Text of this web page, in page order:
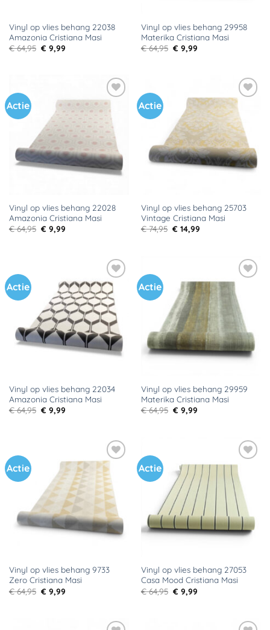
Vinyl op vlies behang 22038
Amazonia Cristiana Masi
€64,95 Oorspronkelijke
prijs
€ 9,99Huidige
Vinyl op vlies behang 29958
Materika Cristiana Masi
€64,95 Oorspronkelijke
prijs
€ 9,99Huidige
Actie
Toevoegen
aan
verlanglijst
Vinyl op vlies behang 22028
Amazonia Cristiana Masi
€64,95 Oorspronkelijke
prijs
€ 9,99Huidige
Actie
Toevoegen
aan
verlanglijst
Vinyl op vlies behang 25703
Vintage Cristiana Masi
€74,95 Oorspronkelijke
€ 14,99Huidige
Actie
Toevoegen
aan
verlanglijst
Vinyl op vlies behang 22034
Amazonia Cristiana Masi
€64,95 Oorspronkelijke
prijs
€ 9,99Huidige
Actie
aan
verlanglijst
Vinyl op vlies behang 29959
Materika Cristiana Masi
€64,95 Oorspronkelijke
prijs
€ 9,99Huidige
Actie
Toevoegen
aan
verlanglijst
Vinyl op vlies behang 9733
Zero Cristiana Masi
€64,95 Oorspronkelijke
prijs
€ 9,99Huidige
Actie
Toevoegen
aan
verlanglijst
Vinyl op vlies behang 27053
Casa Mood Cristiana Masi
€64,95 Oorspronkelijke
prijs
€ 9,99Huidige